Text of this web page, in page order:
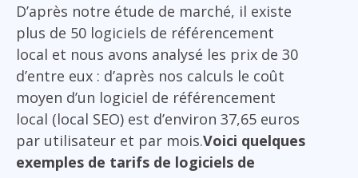
D’après notre étude de marché, il existe
plus de 50 logiciels de référencement
local et nous avons analysé les prix de 30
d’entre eux : d’après nos calculs le coût
moyen d’un logiciel de référencement
local (local SEO) est d’environ 37,65 euros
par utilisateur et par mois.Voici quelques
exemples de tarifs de logiciels de